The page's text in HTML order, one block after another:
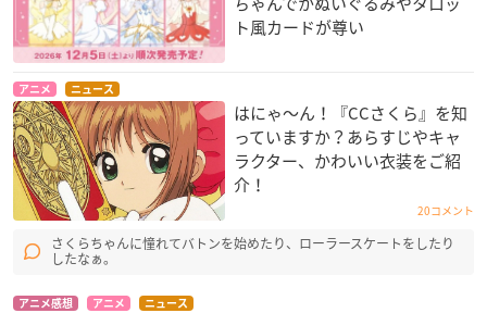
ト風カードが尊い
アニメ ニュース
はにゃ〜ん！『CCさくら』を知
っていますか？あらすじやキャ
ラクター、かわいい衣装をご紹
介！
20コメント
さくらちゃんに憧れてバトンを始めたり、ローラースケートをしたり
したなぁ。
アニメ感想 アニメ ニュース